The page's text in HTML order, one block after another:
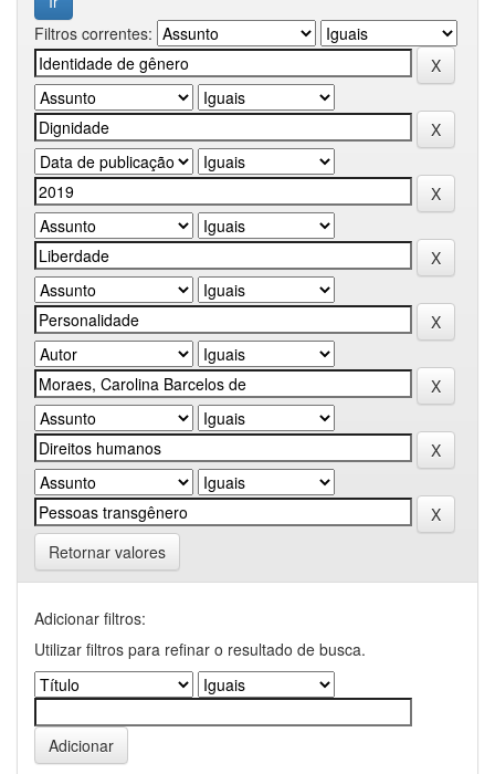
Filtros correntes:
Retornar valores
Adicionar filtros:
Utilizar filtros para refinar o resultado de busca.